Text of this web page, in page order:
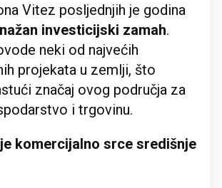
Vitez posljednjih je godina
investicijski zamah.
neki od najvećih
projekata u zemlji, što
značaj ovog područja za
i trgovinu.
komercijalno srce središnje